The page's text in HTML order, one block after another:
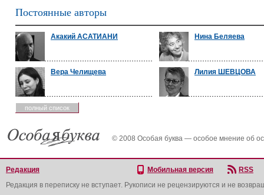
Постоянные авторы
Акакий АСАТИАНИ Нина Беляева
Вера Челищева Лилия ШЕВЦОВА
полный список
© 2008 Особая буква — особое мнение об
Редакция Мобильная версия
RSS
Редакция в переписку не вступает. Рукописи не рецензируются и не